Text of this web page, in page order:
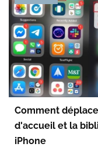
Comment
d'accueil et la
iPhone